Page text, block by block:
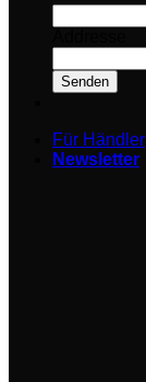
Senden
Für Händler
Newsletter